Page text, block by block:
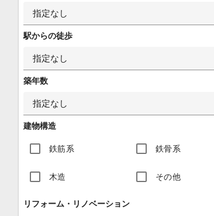
指定なし
駅からの徒歩
指定なし
築年数
指定なし
建物構造
鉄筋系 鉄骨系
木造 その他
リフォーム・リノベーション